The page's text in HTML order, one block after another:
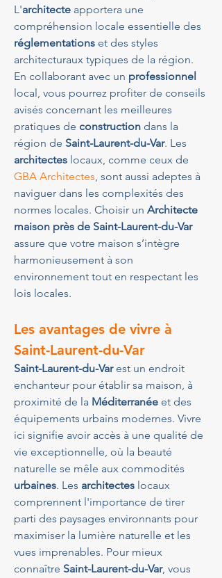
L'architecte apportera une
compréhension locale essentielle des
réglementations et des styles
architecturaux typiques de la région.
En collaborant avec un professionnel
local, vous pourrez profiter de conseils
avisés concernant les meilleures
pratiques de construction dans la
région de Saint-Laurent-du-Var. Les
architectes locaux, comme ceux de
GBA Architectes, sont aussi adeptes à
naviguer dans les complexités des
normes locales. Choisir un Architecte
maison près de Saint-Laurent-du-Var
assure que votre maison s’intègre
harmonieusement à son
environnement tout en respectant les
lois locales.
Les avantages de vivre à
Saint-Laurent-du-Var
Saint-Laurent-du-Var est un endroit
enchanteur pour établir sa maison, à
proximité de la Méditerranée et des
équipements urbains modernes. Vivre
ici signifie avoir accès à une qualité de
vie exceptionnelle, où la beauté
naturelle se mêle aux commodités
urbaines. Les architectes locaux
comprennent l'importance de tirer
parti des paysages environnants pour
maximiser la lumière naturelle et les
vues imprenables. Pour mieux
connaître Saint-Laurent-du-Var, vous